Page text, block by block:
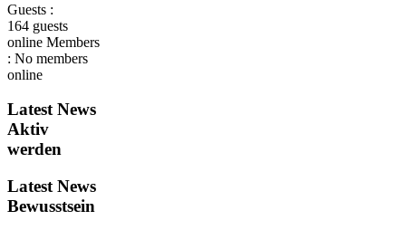
Guests :
164 guests
online Members
: No members
online
LatestNews
Aktiv
werden
Latest News
Bewusstsein